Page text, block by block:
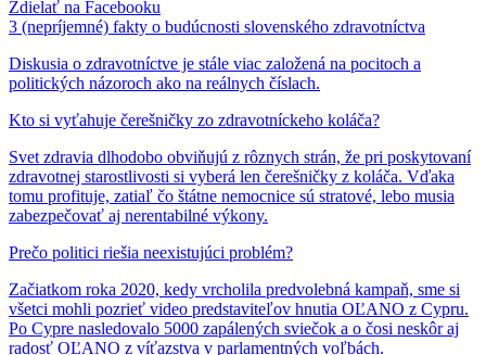
Zdielať na Facebooku
3 (nepríjemné) fakty o budúcnosti slovenského zdravotníctva
Diskusia o zdravotníctve je stále viac založená na pocitoch a
politických názoroch ako na reálnych číslach.
Kto si vyťahuje čerešničky zo zdravotníckeho koláča?
Svet zdravia dlhodobo obviňujú z rôznych strán, že pri poskytovaní
zdravotnej starostlivosti si vyberá len čerešničky z koláča. Vďaka
tomu profituje, zatiaľ čo štátne nemocnice sú stratové, lebo musia
zabezpečovať aj nerentabilné výkony.
Prečo politici riešia neexistujúci problém?
Začiatkom roka 2020, kedy vrcholila predvolebná kampaň, sme si
všetci mohli pozrieť video predstaviteľov hnutia OĽANO z Cypru.
Po Cypre nasledovalo 5000 zapálených sviečok a o čosi neskôr aj
radosť OĽANO z víťazstva v parlamentných voľbách.